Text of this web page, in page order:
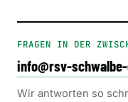
FRAGEN IN DER
info@rsv-
Wir antworten so